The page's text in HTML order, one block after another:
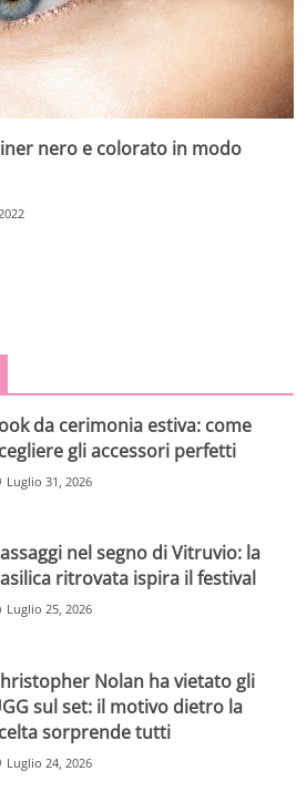
nero e colorato in modo
da cerimonia estiva: come
gli accessori perfetti
Luglio 31, 2026
nel segno di Vitruvio: la
ritrovata ispira il festival
Luglio 25, 2026
Nolan ha vietato gli
sul set: il motivo dietro la
sorprende tutti
Luglio 24, 2026